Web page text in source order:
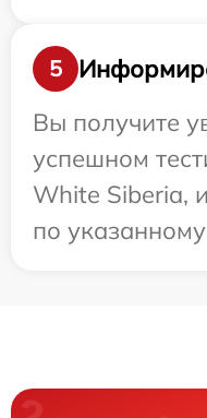
5
Вы получите
успешном
White Siberia,
по